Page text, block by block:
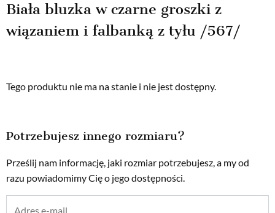
Biała bluzka w czarne groszki z
wiązaniem i falbanką z tyłu /567/
Tego produktu nie ma na stanie i nie jest dostępny.
Potrzebujesz innego rozmiaru?
Prześlij nam informację, jaki rozmiar potrzebujesz, a my od
razu powiadomimy Cię o jego dostępności.